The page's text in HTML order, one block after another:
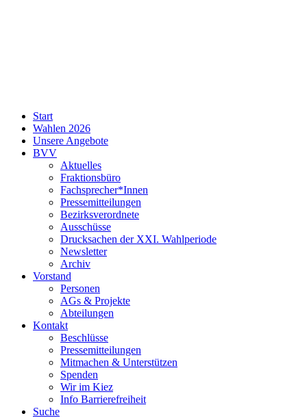
Neukölln
Start
Wahlen 2026
Unsere Angebote
BVV
Aktuelles
Fraktionsbüro
Fachsprecher*Innen
Pressemitteilungen
Bezirksverordnete
Ausschüsse
Drucksachen der XXI. Wahlperiode
Newsletter
Archiv
Vorstand
Personen
AGs & Projekte
Abteilungen
Kontakt
Beschlüsse
Pressemitteilungen
Mitmachen & Unterstützen
Spenden
Wir im Kiez
Info Barrierefreiheit
Suche